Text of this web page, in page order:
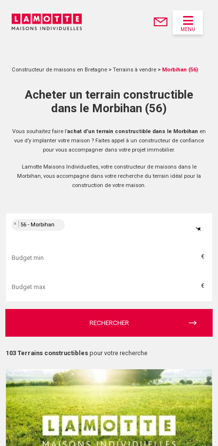
MENU
Constructeur de maisons en Bretagne > Terrains à vendre > Morbihan (56)
Acheter un terrain constructible
dans le Morbihan (56)
Vous souhaitez faire l’achat d’un terrain constructible dans le Morbihan en
vue d’y implanter votre maison ? Faites appel à un constructeur de confiance
pour vous accompagner dans votre projet immobilier.
Lamotte Maisons Individuelles, votre constructeur de maisons dans le
Morbihan, vous accompagne dans votre recherche du terrain idéal pour la
construction de votre maison.
×
× 56 - Morbihan
€
€
RECHERCHER
103 Terrains constructibles pour votre recherche